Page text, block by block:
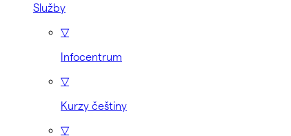
Služby
▽
Infocentrum
▽
Kurzy češtiny
▽